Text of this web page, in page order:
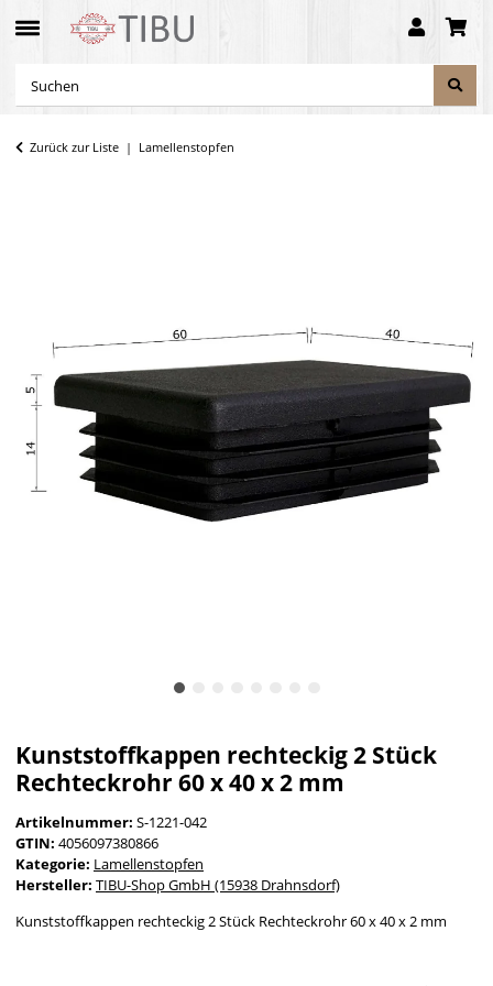
Zurück zur Liste Lamellenstopfen
Kunststoffkappen rechteckig 2 Stück
Rechteckrohr 60 x 40 x 2 mm
Artikelnummer: S-1221-042
GTIN: 4056097380866
Kategorie: Lamellenstopfen
Hersteller: TIBU-Shop GmbH (15938 Drahnsdorf)
Kunststoffkappen rechteckig 2 Stück Rechteckrohr 60 x 40 x 2 mm